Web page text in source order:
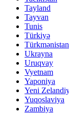
Tayland
Tayvan
Tunis
Türkiyə
Türkmənistan
Ukrayna
Uruqvay
Vyetnam
Yaponiya
Yeni
Yuqoslaviya
Zambiya